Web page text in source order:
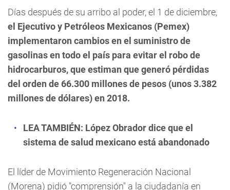
Días después de su arribo al poder, el 1 de diciembre,
el Ejecutivo y Petróleos Mexicanos (Pemex)
implementaron cambios en el suministro de
gasolinas en todo el país para evitar el robo de
hidrocarburos, que estiman que generó pérdidas
del orden de 66.300 millones de pesos (unos 3.382
millones de dólares) en 2018.
LEA TAMBIÉN: López Obrador dice que el
sistema de salud mexicano está abandonado
El líder de Movimiento Regeneración Nacional
(Morena) pidió "comprensión" a la ciudadanía en